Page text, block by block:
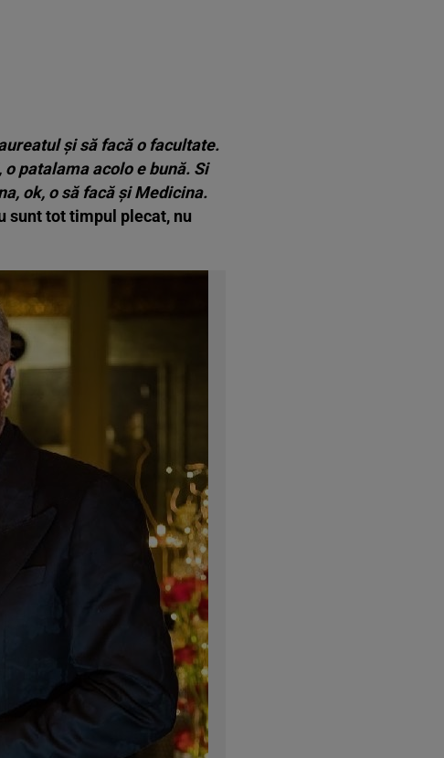
și să facă o facultate.
patalama acolo e bună. Si
ok, o să facă și Medicina.
sunt tot timpul plecat, nu